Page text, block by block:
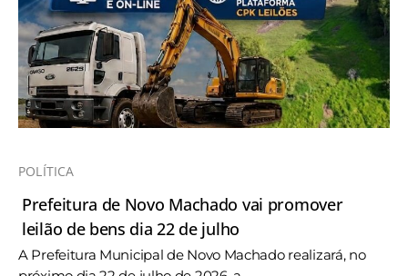
POLÍTICA
Prefeitura de Novo Machado vai promover
leilão de bens dia 22 de julho
A Prefeitura Municipal de Novo Machado realizará, no